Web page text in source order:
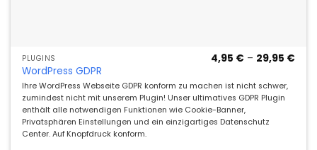
PLUGINS
WordPress GDPR
4,95 € – 29,95 €
Ihre WordPress Webseite GDPR konform zu machen ist nicht schwer,
zumindest nicht mit unserem Plugin! Unser ultimatives GDPR Plugin
enthält alle notwendigen Funktionen wie Cookie-Banner,
Privatsphären Einstellungen und ein einzigartiges Datenschutz
Center. Auf Knopfdruck konform.